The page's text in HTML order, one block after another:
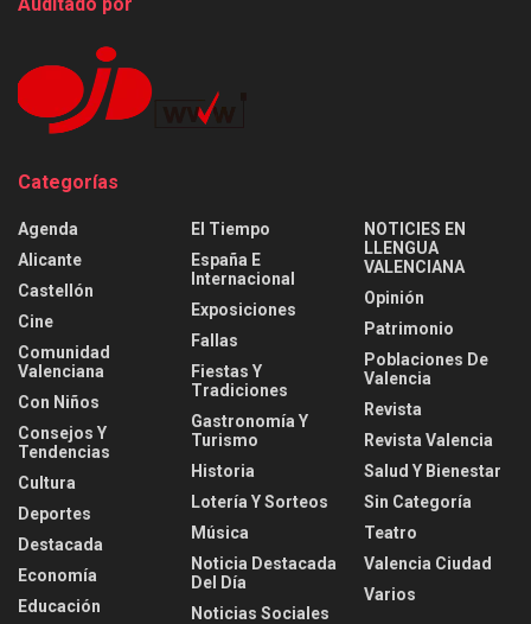
Categorías
Agenda
Alicante
Castellón
Cine
Comunidad
Valenciana
Con Niños
Consejos Y
Tendencias
Cultura
Deportes
Destacada
Economía
Educación
El Tiempo
España E
Internacional
Exposiciones
Fallas
Fiestas Y
Tradiciones
Gastronomía Y
Turismo
Historia
Lotería Y Sorteos
Música
Noticia Destacada
Del Día
Noticias Sociales
NOTICIES EN
LLENGUA
VALENCIANA
Opinión
Patrimonio
Poblaciones De
Valencia
Revista
Revista Valencia
Salud Y Bienestar
Sin Categoría
Teatro
Valencia Ciudad
Varios